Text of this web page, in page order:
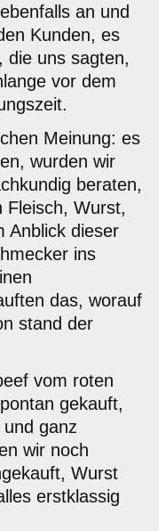
an und
Kunden, es
die uns sagten,
vor dem
Meinung: es
wurden wir
beraten,
Fleisch, Wurst,
Anblick dieser
ins
das, worauf
stand der
vom roten
gekauft,
ganz
wir noch
Wurst
erstklassig